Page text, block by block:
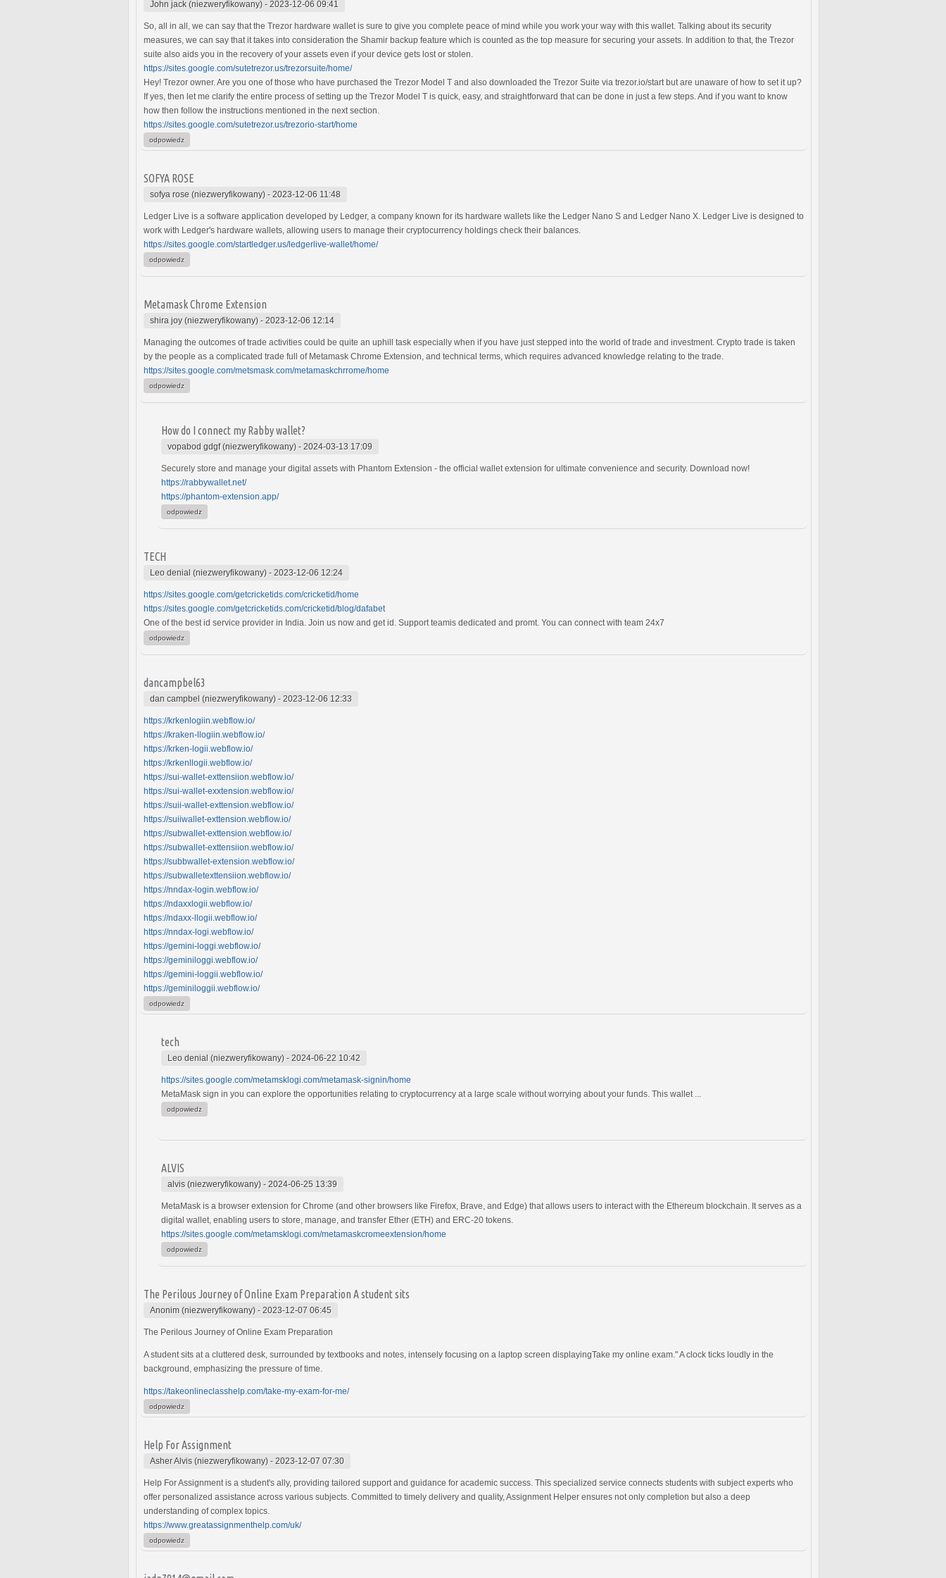
John jack (niezweryfikowany) - 2023-12-06 09:41
So, all in all, we can say that the Trezor hardware wallet is sure to give you complete peace of mind while you work your way with this wallet. Talking about its security
measures, we can say that it takes into consideration the Shamir backup feature which is counted as the top measure for securing your assets. In addition to that, the Trezor
suite also aids you in the recovery of your assets even if your device gets lost or stolen.
https://sites.google.com/sutetrezor.us/trezorsuite/home/
Hey! Trezor owner. Are you one of those who have purchased the Trezor Model T and also downloaded the Trezor Suite via trezor.io/start but are unaware of how to set it up?
If yes, then let me clarify the entire process of setting up the Trezor Model T is quick, easy, and straightforward that can be done in just a few steps. And if you want to know
how then follow the instructions mentioned in the next section.
https://sites.google.com/sutetrezor.us/trezorio-start/home
odpowiedz
SOFYA ROSE
sofya rose (niezweryfikowany) - 2023-12-06 11:48
Ledger Live is a software application developed by Ledger, a company known for its hardware wallets like the Ledger Nano S and Ledger Nano X. Ledger Live is designed to
work with Ledger's hardware wallets, allowing users to manage their cryptocurrency holdings check their balances.
https://sites.google.com/startledger.us/ledgerlive-wallet/home/
odpowiedz
Metamask Chrome Extension
shira joy (niezweryfikowany) - 2023-12-06 12:14
Managing the outcomes of trade activities could be quite an uphill task especially when if you have just stepped into the world of trade and investment. Crypto trade is taken
by the people as a complicated trade full of Metamask Chrome Extension, and technical terms, which requires advanced knowledge relating to the trade.
https://sites.google.com/metsmask.com/metamaskchrrome/home
odpowiedz
How do I connect my Rabby wallet?
vopabod gdgf (niezweryfikowany) - 2024-03-13 17:09
Securely store and manage your digital assets with Phantom Extension - the official wallet extension for ultimate convenience and security. Download now!
https://rabbywallet.net/
https://phantom-extension.app/
odpowiedz
TECH
Leo denial (niezweryfikowany) - 2023-12-06 12:24
https://sites.google.com/getcricketids.com/cricketid/home
https://sites.google.com/getcricketids.com/cricketid/blog/dafabet
One of the best id service provider in India. Join us now and get id. Support teamis dedicated and promt. You can connect with team 24x7
odpowiedz
dancampbel63
dan campbel (niezweryfikowany) - 2023-12-06 12:33
https://krkenlogiin.webflow.io/
https://kraken-llogiin.webflow.io/
https://krken-logii.webflow.io/
https://krkenllogii.webflow.io/
https://sui-wallet-exttensiion.webflow.io/
https://sui-wallet-exxtension.webflow.io/
https://suii-wallet-exttension.webflow.io/
https://suiiwallet-exttension.webflow.io/
https://subwallet-exttension.webflow.io/
https://subwallet-exttensiion.webflow.io/
https://subbwallet-extension.webflow.io/
https://subwalletexttensiion.webflow.io/
https://nndax-login.webflow.io/
https://ndaxxlogii.webflow.io/
https://ndaxx-llogii.webflow.io/
https://nndax-logi.webflow.io/
https://gemini-loggi.webflow.io/
https://geminiloggi.webflow.io/
https://gemini-loggii.webflow.io/
https://geminiloggii.webflow.io/
odpowiedz
tech
Leo denial (niezweryfikowany) - 2024-06-22 10:42
https://sites.google.com/metamsklogi.com/metamask-signin/home
MetaMask sign in you can explore the opportunities relating to cryptocurrency at a large scale without worrying about your funds. This wallet ...
odpowiedz
ALVIS
alvis (niezweryfikowany) - 2024-06-25 13:39
MetaMask is a browser extension for Chrome (and other browsers like Firefox, Brave, and Edge) that allows users to interact with the Ethereum blockchain. It serves as a
digital wallet, enabling users to store, manage, and transfer Ether (ETH) and ERC-20 tokens.
https://sites.google.com/metamsklogi.com/metamaskcromeextension/home
odpowiedz
The Perilous Journey of Online Exam Preparation A student sits
Anonim (niezweryfikowany) - 2023-12-07 06:45
The Perilous Journey of Online Exam Preparation
A student sits at a cluttered desk, surrounded by textbooks and notes, intensely focusing on a laptop screen displayingTake my online exam." A clock ticks loudly in the
background, emphasizing the pressure of time.
https://takeonlineclasshelp.com/take-my-exam-for-me/
odpowiedz
Help For Assignment
Asher Alvis (niezweryfikowany) - 2023-12-07 07:30
Help For Assignment is a student's ally, providing tailored support and guidance for academic success. This specialized service connects students with subject experts who
offer personalized assistance across various subjects. Committed to timely delivery and quality, Assignment Helper ensures not only completion but also a deep
understanding of complex topics.
https://www.greatassignmenthelp.com/uk/
odpowiedz